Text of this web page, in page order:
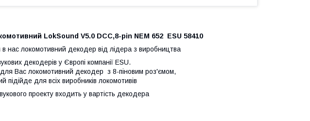
LokSound V5.0 DCC,8-pin NEM 652 ESU 58410
нас локомотивний декодер від лідера з виробництва
декодерів у Європі компанії ESU.
Вас локомотивний декодер з 8-піновим роз'ємом,
підійде для всіх виробників локомотивів
проекту входить у вартість декодера